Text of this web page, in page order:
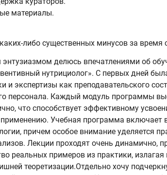
материалы.
либо существенных минусов за время
делюсь впечатлениями об
нутрициолог». С первых дней
и экспертизы как преподавательского
персонала. Каждый модуль программы
что способствует эффективному
Учебная программа включает
причем особое внимание уделяется
Лекции проходят очень динамично,
реальных примеров из практики, излагая
теоретизации.Отдельно хочу